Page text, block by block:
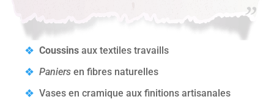
Coussins aux textiles travaills
Paniers en fibres naturelles
Vases en cramique aux finitions artisanales